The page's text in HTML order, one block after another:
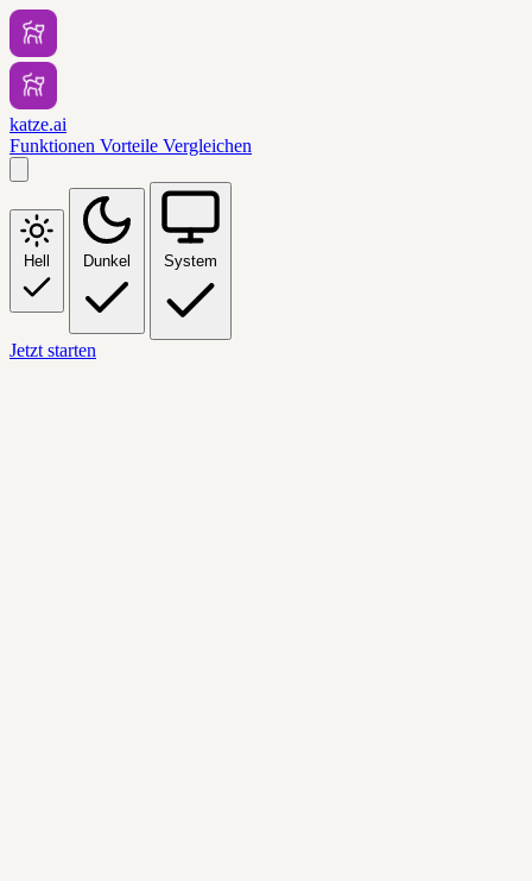
katze.ai
Funktionen Vorteile Vergleichen
Hell Dunkel System
Jetzt starten